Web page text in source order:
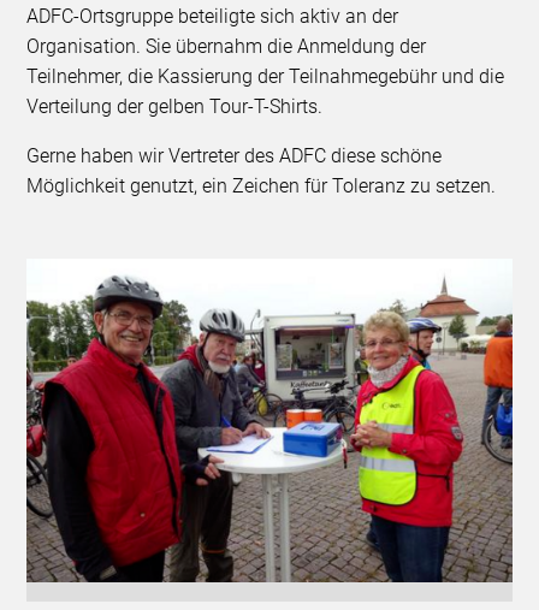
ADFC-Ortsgruppe beteiligte sich aktiv an der
Organisation. Sie übernahm die Anmeldung der
Teilnehmer, die Kassierung der Teilnahmegebühr und die
Verteilung der gelben Tour-T-Shirts.
Gerne haben wir Vertreter des ADFC diese schöne
Möglichkeit genutzt, ein Zeichen für Toleranz zu setzen.